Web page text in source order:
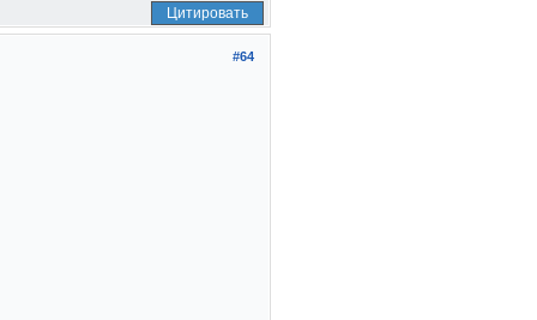
Цитировать
#64